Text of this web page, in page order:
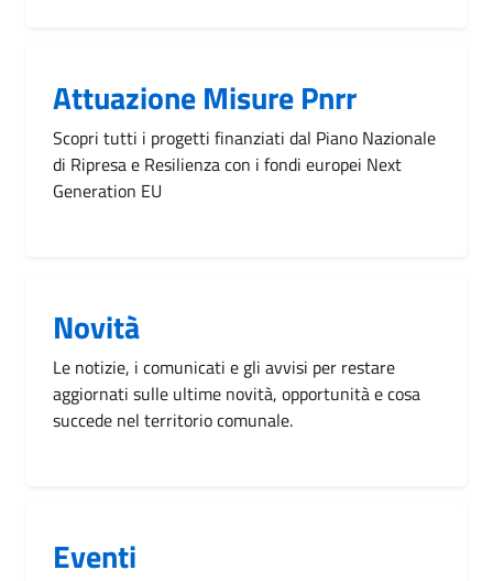
Attuazione Misure Pnrr
Scopri tutti i progetti finanziati dal Piano Nazionale
di Ripresa e Resilienza con i fondi europei Next
Generation EU
Novità
Le notizie, i comunicati e gli avvisi per restare
aggiornati sulle ultime novità, opportunità e cosa
succede nel territorio comunale.
Eventi